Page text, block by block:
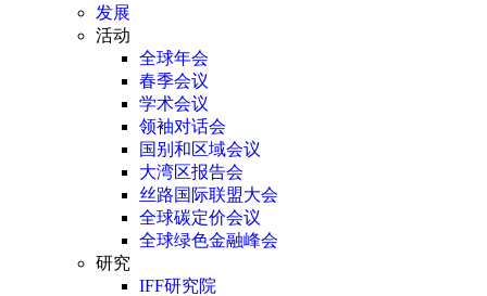
发展
活动
全球年会
春季会议
学术会议
领袖对话会
国别和区域会议
大湾区报告会
丝路国际联盟大会
全球碳定价会议
全球绿色金融峰会
研究
IFF研究院